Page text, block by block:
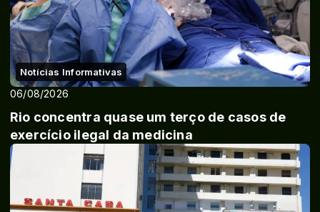
Notícias Informativas
06/08/2026
Rio concentra quase um terço de casos de
exercício ilegal da medicina